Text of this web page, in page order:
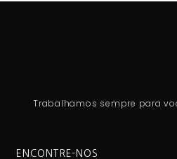
Trabalhamos sempre para
ENCONTRE-NOS